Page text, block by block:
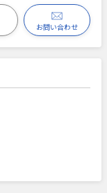
お問い合わせ